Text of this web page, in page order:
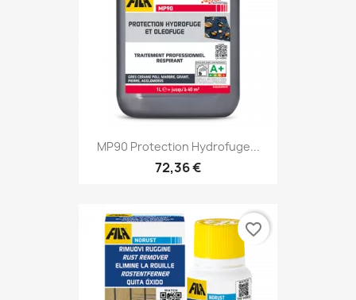
MP90 Protection Hydrofuge...
72,36 €
favorite_border